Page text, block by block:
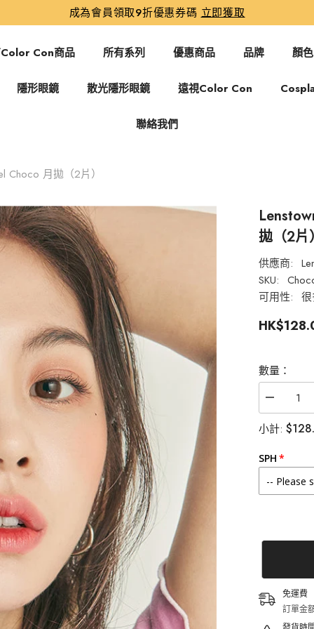
成為會員領取9折優惠券碼 立即獲取
Con商品 所有系列 優惠商品 品牌 顏色
隱形眼鏡 散光隱形眼鏡 遠視Color Con
聯絡我們
Choco 月拋（2片）
拋（2片
供應商:
SKU:
可用性:
數量：
Lenstown
芝
瞳
Chocopong
（2
數
量
小計:
SPH
免運費
訂單金